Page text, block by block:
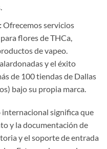
Ofrecemos servicios
flores de THCa,
de vapeo.
y el éxito
de 100 tiendas de Dallas
bajo su propia marca.
significa que
y la documentación de
y el soporte de entrada